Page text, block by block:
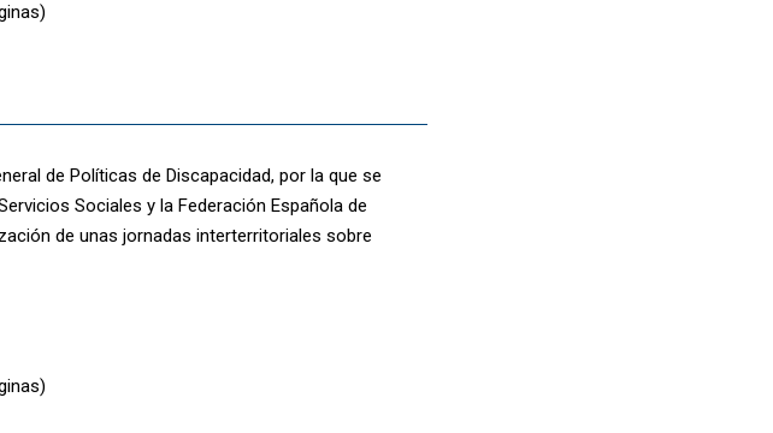
de Políticas de Discapacidad, por la que se
Sociales y la Federación Española de
de unas jornadas interterritoriales sobre